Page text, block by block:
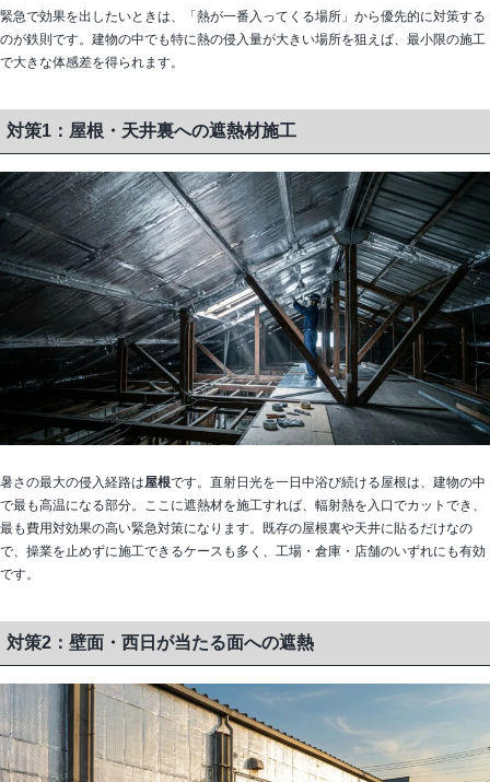
緊急で効果を出したいときは、「熱が一番入ってくる場所」から優先的に対策する
のが鉄則です。建物の中でも特に熱の侵入量が大きい場所を狙えば、最小限の施工
で大きな体感差を得られます。
対策1：屋根・天井裏への遮熱材施工
暑さの最大の侵入経路は屋根です。直射日光を一日中浴び続ける屋根は、建物の中
で最も高温になる部分。ここに遮熱材を施工すれば、輻射熱を入口でカットでき、
最も費用対効果の高い緊急対策になります。既存の屋根裏や天井に貼るだけなの
で、操業を止めずに施工できるケースも多く、工場・倉庫・店舗のいずれにも有効
です。
対策2：壁面・西日が当たる面への遮熱